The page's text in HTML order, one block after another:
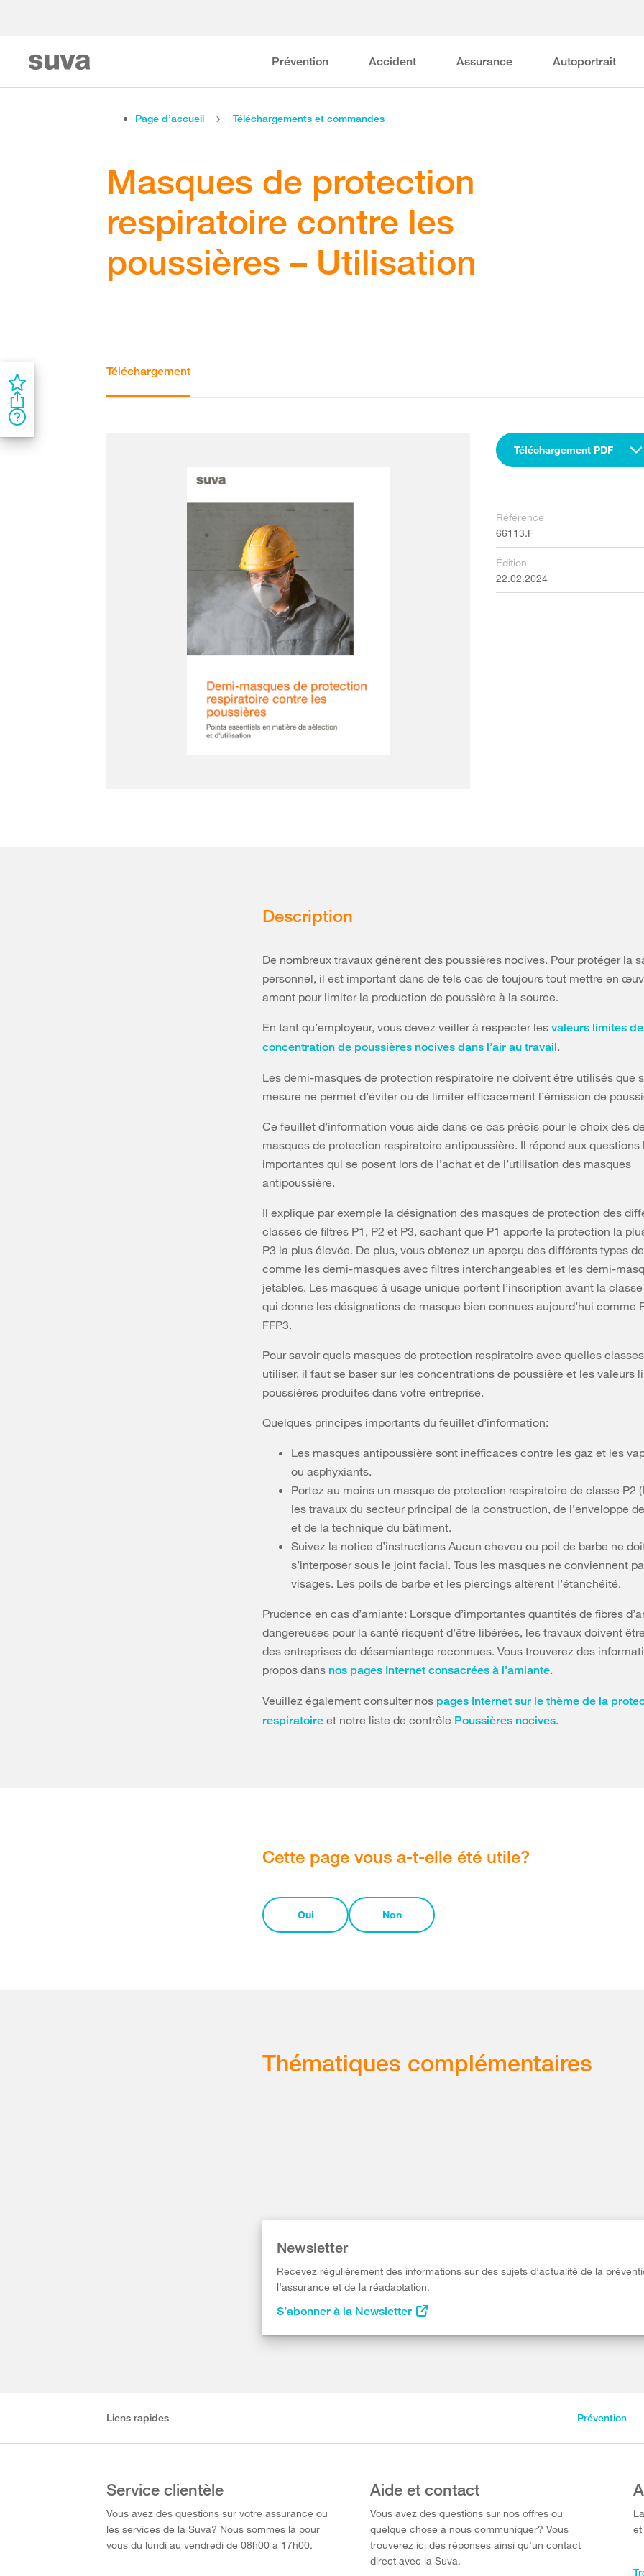
Prévention Accident Assurance Autoportrait
Page d’accueil Téléchargements et commandes
Masques de protection
respiratoire contre les
poussières – Utilisation
Téléchargement
Téléchargement PDF
Référence
66113.F
Édition
22.02.2024
Description
De nombreux travaux génèrent des poussières nocives. Pour protéger la
personnel, il est important dans de tels cas de toujours tout mettre en
amont pour limiter la production de poussière à la source.
En tant qu’employeur, vous devez veiller à respecter les valeurs limites de
concentration de poussières nocives dans l’air au travail.
Les demi-masques de protection respiratoire ne doivent être utilisés que
mesure ne permet d’éviter ou de limiter efficacement l’émission de
Ce feuillet d’information vous aide dans ce cas précis pour le choix des
masques de protection respiratoire antipoussière. Il répond aux questions
importantes qui se posent lors de l’achat et de l’utilisation des masques
antipoussière.
Il explique par exemple la désignation des masques de protection des
classes de filtres P1, P2 et P3, sachant que P1 apporte la protection la
P3 la plus élevée. De plus, vous obtenez un aperçu des différents types
comme les demi-masques avec filtres interchangeables et les demi-
jetables. Les masques à usage unique portent l’inscription avant la
qui donne les désignations de masque bien connues aujourd’hui comme
FFP3.
Pour savoir quels masques de protection respiratoire avec quelles
utiliser, il faut se baser sur les concentrations de poussière et les valeurs
poussières produites dans votre entreprise.
Quelques principes importants du feuillet d’information:
Les masques antipoussière sont inefficaces contre les gaz et les
ou asphyxiants.
Portez au moins un masque de protection respiratoire de classe P2
les travaux du secteur principal de la construction, de l’enveloppe
et de la technique du bâtiment.
Suivez la notice d’instructions Aucun cheveu ou poil de barbe ne
s’interposer sous le joint facial. Tous les masques ne conviennent
visages. Les poils de barbe et les piercings altèrent l’étanchéité.
Prudence en cas d’amiante: Lorsque d’importantes quantités de fibres
dangereuses pour la santé risquent d’être libérées, les travaux doivent
des entreprises de désamiantage reconnues. Vous trouverez des
propos dans nos pages Internet consacrées à l’amiante.
Veuillez également consulter nos pages Internet sur le thème de la
respiratoire et notre liste de contrôle Poussières nocives.
Cette page vous a-t-elle été utile?
Oui Non
Thématiques complémentaires
Newsletter
Recevez régulièrement des informations sur des sujets d’actualité de la
l’assurance et de la réadaptation.
S’abonner à la Newsletter
Liens rapides Prévention
Service clientèle
Vous avez des questions sur votre assurance ou
les services de la Suva? Nous sommes là pour
vous du lundi au vendredi de 08h00 à 17h00.
Aide et contact
Vous avez des questions sur nos offres ou
quelque chose à nous communiquer? Vous
trouverez ici des réponses ainsi qu’un contact
direct avec la Suva.
et